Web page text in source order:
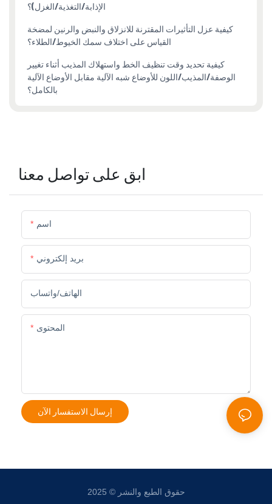
الإذابة/التغذية/الغزل)؟
كيفية عزل التأثيرات المقترنة للانزلاق والنبض والرنين لمضخة
القياس على اختلاف سمك الخيوط/الطلاء؟
كيفية تحديد وقت تنظيف الخط واستهلاك المذيب أثناء تغيير
الوصفة/المذيب/اللون للأوضاع شبه الآلية مقابل الأوضاع الآلية
بالكامل؟
ابق على تواصل معنا
اسم
بريد إلكتروني
الهاتف/واتساب
المحتوى
إرسال الاستفسار الآن
حقوق الطبع والنشر © 2025